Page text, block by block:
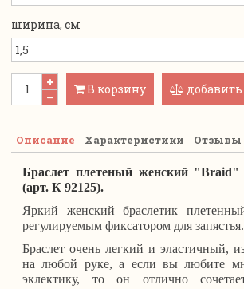
ширина, см
В корзину
Описание Характеристики Отзывы
Браслет плетеный женский "Braid"
(арт. К 92125).
Яркий женский браслетик
регулируемым фиксатором для запястья.
Браслет очень легкий и эластичный,
на любой руке, а если вы любите
эклектику, то он отлично